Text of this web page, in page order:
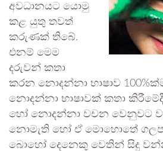
අවධානයට යොමු
කළ යුතු තවත්
කරුණක් තිබේ.
එනම් මෙම
දරුවන් කතා
කරන නොදන්නා භාෂාව
නොදන්නා භාෂාවක් කතා
හෝ නොදන්නා වචන වෙනුවට
නොමැති හෝ ඒ මොහොතේ
බොහෝ දෙනෙකු වෙතින් සිදු